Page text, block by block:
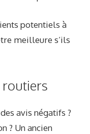
potentiels à
meilleure s’ils
avis négatifs ?
? Un ancien